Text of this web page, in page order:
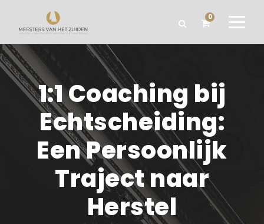
0
1:1 Coaching bij
Echtscheiding:
Een Persoonlijk
Traject naar
Herstel